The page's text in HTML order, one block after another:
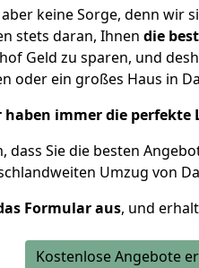
keine Sorge, denn wir
stets daran, Ihnen die
Geld zu sparen, und
oder ein großes Haus in
haben immer die perfekte
dass Sie die besten
Umzug von
Formular aus, und
Kostenlose Angebote